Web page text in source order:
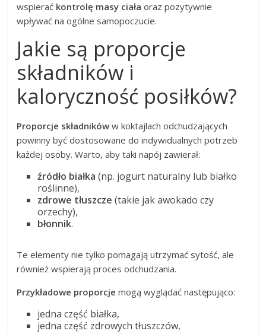
wspierać kontrolę masy ciała oraz pozytywnie
wpływać na ogólne samopoczucie.
Jakie są proporcje
składników i
kaloryczność posiłków?
Proporcje składników w koktajlach odchudzających
powinny być dostosowane do indywidualnych potrzeb
każdej osoby. Warto, aby taki napój zawierał:
źródło białka (np. jogurt naturalny lub białko
roślinne),
zdrowe tłuszcze (takie jak awokado czy
orzechy),
błonnik.
Te elementy nie tylko pomagają utrzymać sytość, ale
również wspierają proces odchudzania.
Przykładowe proporcje mogą wyglądać następująco:
jedna część białka,
jedna część zdrowych tłuszczów,